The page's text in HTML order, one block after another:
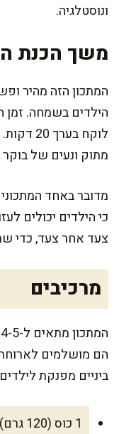
ונוסטלגיה.
משך הכנת
המתכון הזה מהיר
הילדים בשמחה. זמן
לוקח
מתוק ונעים של
מדובר באחד
כי הילדים יכולים
צעד אחר צעד, כדי
מרכיבים
הם מושלמים
ביניים מפנקת
1 כוס (120 גרם) קמח כוסמין מלא